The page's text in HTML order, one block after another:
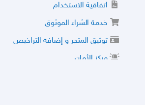
اتفاقية الاستخدام
خدمة الشراء الموثوق
توثيق المتجر و إضافة التراخيص
مركز الأمان